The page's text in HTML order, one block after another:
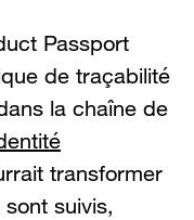
Passport
de traçabilité
la chaîne de
transformer
suivis,